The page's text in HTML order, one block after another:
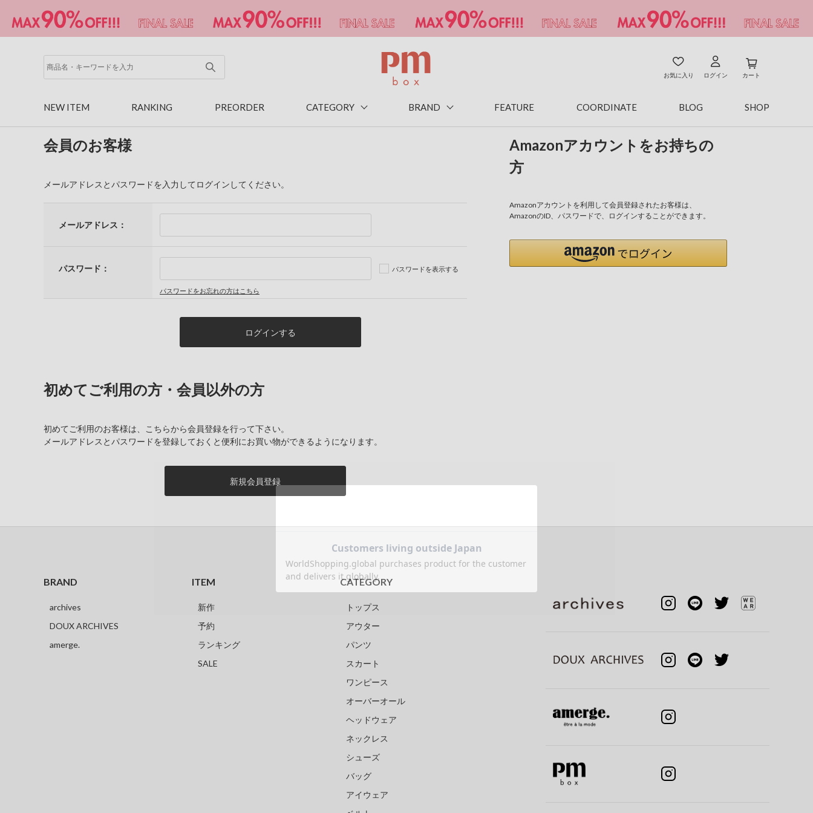
お気に入り ログイン カート
NEW ITEM RANKING PREORDER CATEGORY BRAND FEATURE COORDINATE BLOG SHOP
会員のお客様
メールアドレスとパスワードを入力してログインしてください。
メールアドレス：
パスワード： パスワードを表示する
パスワードをお忘れの方はこちら
Amazonアカウントをお持ちの
方
Amazonアカウントを利用して会員登録されたお客様は、
AmazonのID、パスワードで、ログインすることができます。
初めてご利用の方・会員以外の方
初めてご利用のお客様は、こちらから会員登録を行って下さい。
メールアドレスとパスワードを登録しておくと便利にお買い物ができるようになります。
BRAND
archives
DOUX ARCHIVES
amerge.
ITEM
新作
予約
ランキング
SALE
CATEGORY
トップス
アウター
パンツ
スカート
ワンピース
オーバーオール
ヘッドウェア
ネックレス
シューズ
バッグ
アイウェア